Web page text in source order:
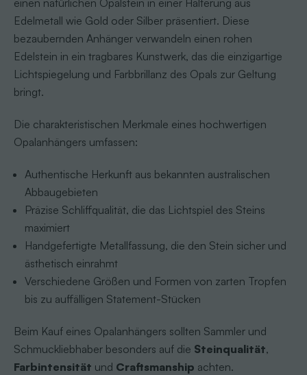
einen natürlichen Opalstein in einer Halterung aus
Edelmetall wie Gold oder Silber präsentiert. Diese
bezaubernden Anhänger verwandeln einen rohen
Edelstein in ein tragbares Kunstwerk, das die einzigartige
Lichtspiegelung und Farbbrillanz des Opals zur Geltung
bringt.
Die charakteristischen Merkmale eines hochwertigen
Opalanhängers umfassen:
Authentische Herkunft aus bekannten australischen
Abbaugebieten
Präzise Schliffqualität, die das Lichtspiel des Steins
maximiert
Handgefertigte Metallfassung, die den Stein sicher und
ästhetisch einrahmt
Verschiedene Größen und Formen von zarten Tropfen
bis zu auffälligen Statement-Stücken
Beim Kauf eines Opalanhängers sollten Sammler und
Schmuckliebhaber besonders auf die Steinqualität,
Farbintensität und Craftsmanship achten.